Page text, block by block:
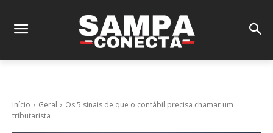
Início Geral
Os 5 sinais de que o contábil precisa chamar um
tributarista